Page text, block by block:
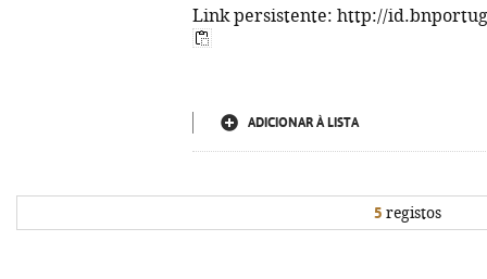
Link persistente: http://
ADICIONAR À LISTA
5 registos